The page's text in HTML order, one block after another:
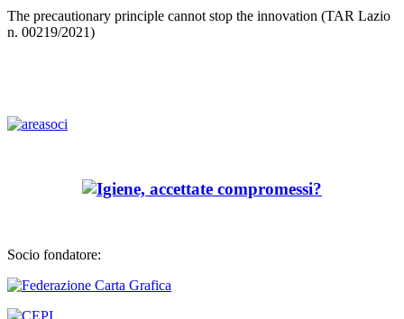
The precautionary principle cannot stop the innovation (TAR Lazio
n. 00219/2021)
Socio fondatore: